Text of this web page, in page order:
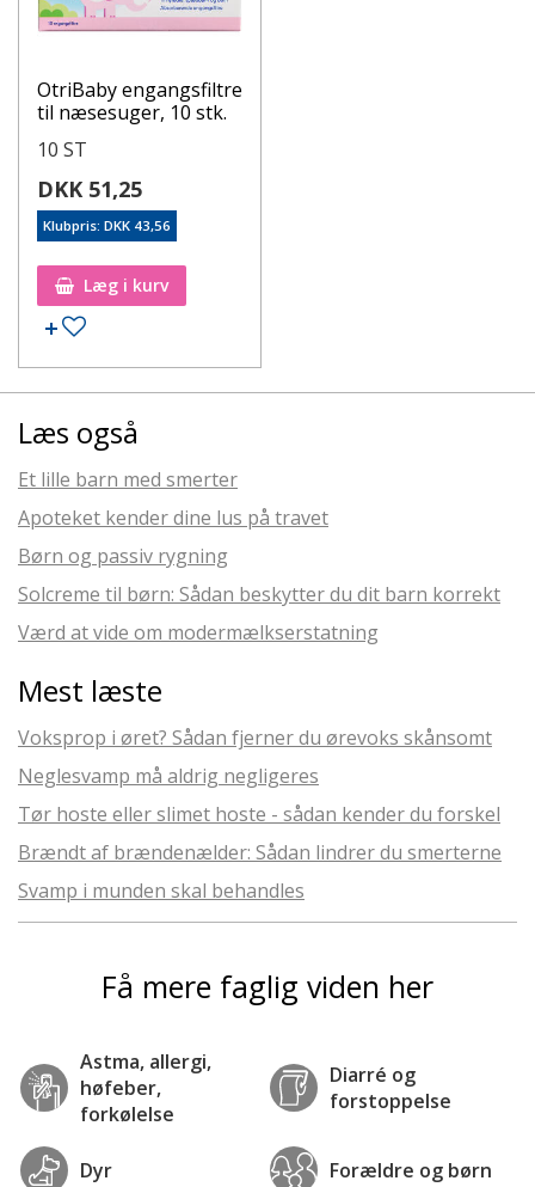
OtriBaby engangsfiltre
til næsesuger, 10 stk.
10 ST
DKK 51,25
Klubpris: DKK 43,56
Læg i kurv
Læs også
Et lille barn med smerter
Apoteket kender dine lus på travet
Børn og passiv rygning
Solcreme til børn: Sådan beskytter du dit barn korrekt
Værd at vide om modermælkserstatning
Mest læste
Voksprop i øret? Sådan fjerner du ørevoks skånsomt
Neglesvamp må aldrig negligeres
Tør hoste eller slimet hoste - sådan kender du forskel
Brændt af brændenælder: Sådan lindrer du smerterne
Svamp i munden skal behandles
Få mere faglig viden her
Astma, allergi,
høfeber,
forkølelse
Diarré og
forstoppelse
Dyr Forældre og børn